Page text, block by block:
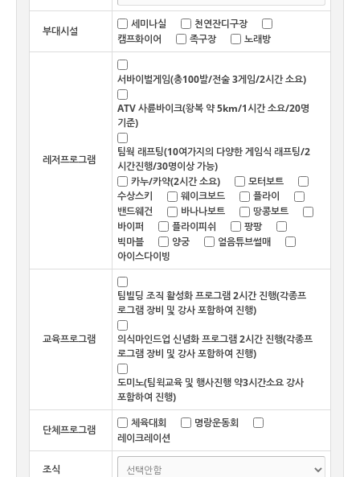
부대시설
세미나실
천연잔디구장
캠프화이어
족구장 노래방
레저프로그램
서바이벌게임(총100발/전술 3게임/2시간 소요)
ATV 사륜바이크(왕복 약 5km/1시간 소요/20명
기준)
팀웍 래프팅(10여가지의 다양한 게임식 래프팅/2
시간진행/30명이상 가능)
카누/카약(2시간 소요)
모터보트
수상스키
웨이크보드
플라이
밴드웨건
바나나보트
땅콩보트
바이퍼
플라이피쉬
팡팡
빅마블
양궁
얼음튜브썰매
아이스다이빙
교육프로그램
팀빌딩 조직 활성화 프로그램 2시간 진행(각종프
로그램 장비 및 강사 포함하여 진행)
의식마인드업 신념화 프로그램 2시간 진행(각종프
로그램 장비 및 강사 포함하여 진행)
도미노(팀윅교육 및 행사진행 약3시간소요 강사
포함하여 진행)
단체프로그램
체육대회
명랑운동회
레이크레이션
조식